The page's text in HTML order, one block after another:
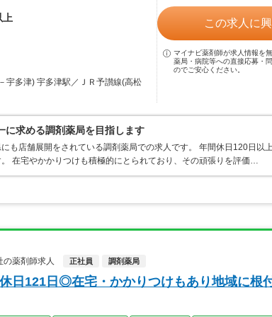
上
宇多津) 宇多津駅／ＪＲ予讃線(高松
この求人に
マイナビ薬剤師が求人情報を
薬局・病院等への直接応募・
のでご安心ください。
に求める調剤薬局を目指します
も店舗展開をされている調剤薬局での求人です。 年間休日120日以
在宅やかかりつけも積極的にとられており、その頑張りを評価…
薬剤師求人
正社員 調剤薬局
休日121日◎在宅・かかりつけもあり地域に根